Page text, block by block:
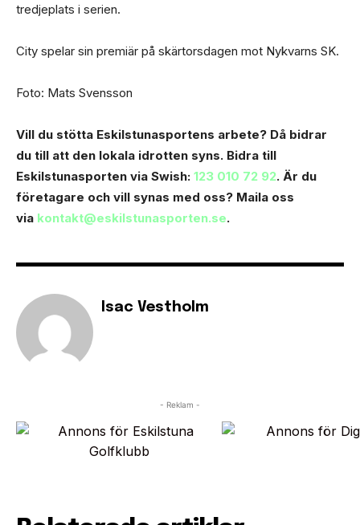
tredjeplats i serien.
City spelar sin premiär på skärtorsdagen mot Nykvarns SK.
Foto: Mats Svensson
Vill du stötta Eskilstunasportens arbete? Då bidrar
du till att den lokala idrotten syns. Bidra till
Eskilstunasporten via Swish: 123 010 72 92. Är du
företagare och vill synas med oss? Maila oss
via kontakt@eskilstunasporten.se.
Isac Vestholm
- Reklam -